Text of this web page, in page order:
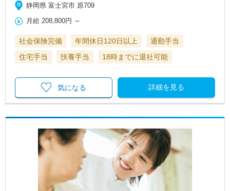
静岡県 富士宮市 原709
月給 208,800円 ～
社会保険完備 年間休日120日以上
通勤手当
住宅手当
扶養手当 18時までに退社可能
詳細を見る
気になる